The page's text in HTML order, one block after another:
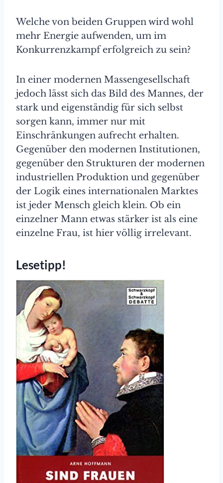
Welche von beiden Gruppen wird wohl
mehr Energie aufwenden, um im
Konkurrenzkampf erfolgreich zu sein?
In einer modernen Massengesellschaft
jedoch lässt sich das Bild des Mannes, der
stark und eigenständig für sich selbst
sorgen kann, immer nur mit
Einschränkungen aufrecht erhalten.
Gegenüber den modernen Institutionen,
gegenüber den Strukturen der modernen
industriellen Produktion und gegenüber
der Logik eines internationalen Marktes
ist jeder Mensch gleich klein. Ob ein
einzelner Mann etwas stärker ist als eine
einzelne Frau, ist hier völlig irrelevant.
Lesetipp!